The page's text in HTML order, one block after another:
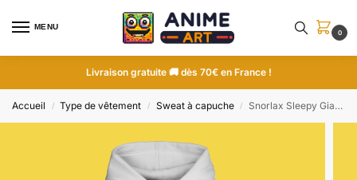
MENU
0
Livraison gratuite 🚚 dès 70€ en France !
Accueil / Type de vêtement / Sweat à capuche / Snorlax Sleepy Giant | Pokemon | Sweat à capuche brodé